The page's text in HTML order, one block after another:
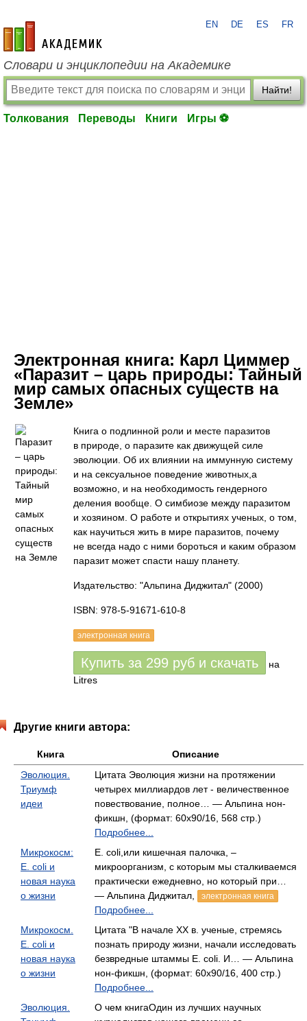
academic.ru
EN DE ES FR
Словари и энциклопедии на Академике
Найти!
Толкования Переводы Книги Игры ⚽
Электронная книга: Карл Циммер
«Паразит – царь природы: Тайный
мир самых опасных существ на
Земле»
Книга о подлинной роли и месте паразитов
в природе, о паразите как движущей силе
эволюции. Об их влиянии на иммунную систему
и на сексуальное поведение животных,а
возможно, и на необходимость гендерного
деления вообще. О симбиозе между паразитом
и хозяином. О работе и открытиях ученых, о том,
как научиться жить в мире паразитов, почему
не всегда надо с ними бороться и каким образом
паразит может спасти нашу планету.
Издательство: "Альпина Диджитал" (2000)
ISBN: 978-5-91671-610-8
электронная книга
Купить за 299 руб и скачать
на
Litres
Другие книги автора:
Книга
Описание
Эволюция.
Триумф
идеи
Цитата Эволюция жизни на протяжении
четырех миллиардов лет - величественное
повествование, полное… — Альпина нон-
фикшн, (формат: 60x90/16, 568 стр.)
Подробнее...
Микрокосм:
E. coli и
новая наука
о жизни
E. coli,или кишечная палочка, –
микроорганизм, с которым мы сталкиваемся
практически ежедневно, но который при…
— Альпина Диджитал,
электронная книга
Подробнее...
Микрокосм.
E. coli и
новая наука
о жизни
Цитата "В начале XX в. ученые, стремясь
познать природу жизни, начали исследовать
безвредные штаммы E. coli. И… — Альпина
нон-фикшн, (формат: 60x90/16, 400 стр.)
Подробнее...
Эволюция.
О чем книгаОдин из лучших научных